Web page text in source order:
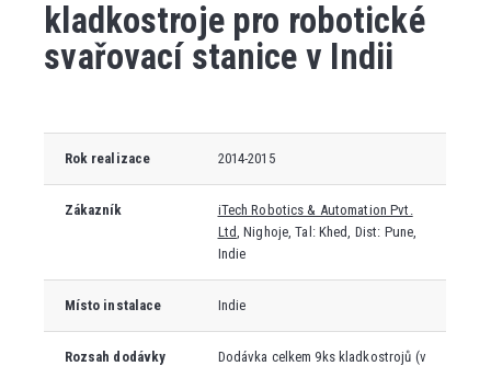
kladkostroje pro robotické
svařovací stanice v Indii
Rok realizace 2014-2015
Zákazník
iTech Robotics & Automation Pvt.
Ltd, Nighoje, Tal: Khed, Dist: Pune,
Indie
Místo instalace Indie
Rozsah dodávky
Dodávka celkem 9ks kladkostrojů (v